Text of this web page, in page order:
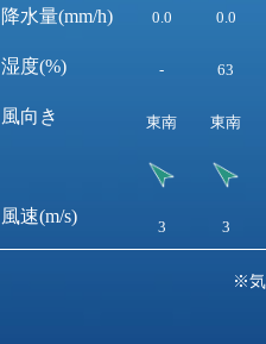
降水量(mm/h)
湿度(%)
風向き
風速(m/s)
0.0 0.0
- 63
東南 東南
3 3
※気